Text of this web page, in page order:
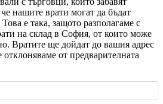
нашите врати могат да бъдат
е така, защото разполагаме с
на склад в София, от които може
Вратите ще дойдат до вашия адрес
отклоняваме от предварителната